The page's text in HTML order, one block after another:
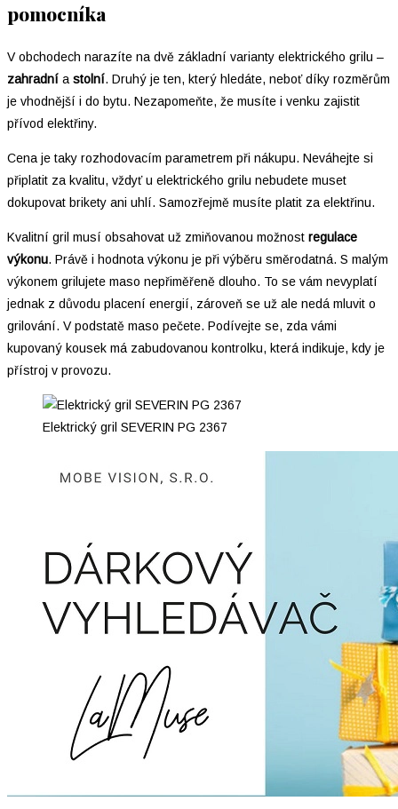
pomocníka
V obchodech narazíte na dvě základní varianty elektrického grilu –
zahradní a stolní. Druhý je ten, který hledáte, neboť díky rozměrům
je vhodnější i do bytu. Nezapomeňte, že musíte i venku zajistit
přívod elektřiny.
Cena je taky rozhodovacím parametrem při nákupu. Neváhejte si
připlatit za kvalitu, vždyť u elektrického grilu nebudete muset
dokupovat brikety ani uhlí. Samozřejmě musíte platit za elektřinu.
Kvalitní gril musí obsahovat už zmiňovanou možnost regulace
výkonu. Právě i hodnota výkonu je při výběru směrodatná. S malým
výkonem grilujete maso nepřiměřeně dlouho. To se vám nevyplatí
jednak z důvodu placení energií, zároveň se už ale nedá mluvit o
grilování. V podstatě maso pečete. Podívejte se, zda vámi
kupovaný kousek má zabudovanou kontrolku, která indikuje, kdy je
přístroj v provozu.
Elektrický gril SEVERIN PG 2367